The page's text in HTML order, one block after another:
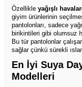
Özellikle yağışlı
giyim ürünlerinin
pantolonları, sadece
birikintileri gibi olumsuz
Bu tür pantolonlar
sağlar çünkü sürekli
En İyi Suya
Modelleri